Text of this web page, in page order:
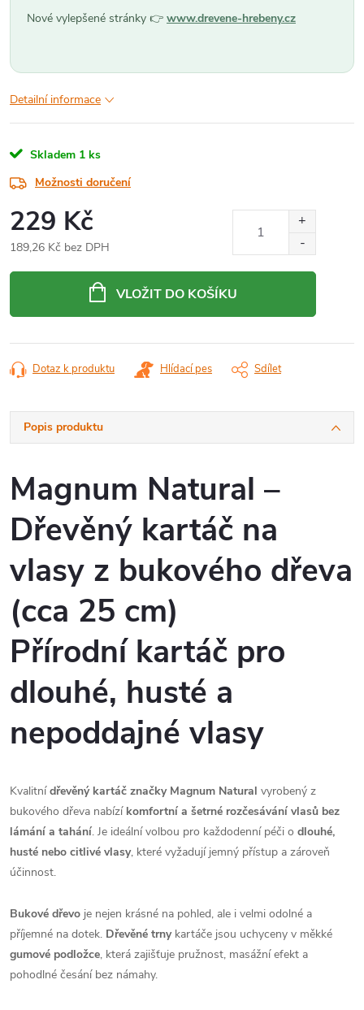
Nové vylepšené stránky 👉 www.drevene-hrebeny.cz
Detailní informace
Skladem 1 ks
Možnosti doručení
229 Kč
189,26 Kč bez DPH
VLOŽIT DO KOŠÍKU
Dotaz k produktu Hlídací pes Sdílet
Popis produktu
Magnum Natural –
Dřevěný kartáč na
vlasy z bukového dřeva
(cca 25 cm)
Přírodní kartáč pro
dlouhé, husté a
nepoddajné vlasy
Kvalitnídřevěný kartáč značky Magnum Natural vyrobený z
bukového dřeva nabízí komfortní a šetrné rozčesávání vlasů bez
lámání a tahání. Je ideální volbou pro každodenní péči o dlouhé,
husté nebo citlivé vlasy, které vyžadují jemný přístup a zároveň
účinnost.
Bukové dřevo je nejen krásné na pohled, ale i velmi odolné a
příjemné na dotek. Dřevěné trnykartáče jsou uchyceny v měkké
gumové podložce, která zajišťuje pružnost, masážní efekt a
pohodlné česání bez námahy.